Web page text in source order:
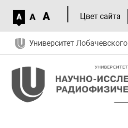
A A A Цвет сайта
Университет Лобачевского